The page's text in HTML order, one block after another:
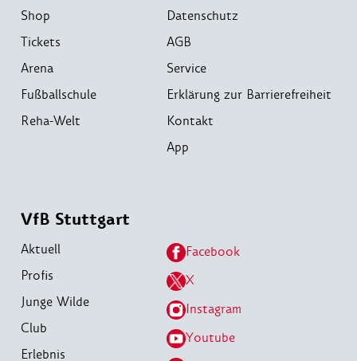
Shop
Tickets
Arena
Fußballschule
Reha-Welt
Datenschutz
AGB
Service
Erklärung zur Barrierefreiheit
Kontakt
App
VfB Stuttgart
Aktuell
Profis
Junge Wilde
Club
Erlebnis
Facebook
X
Instagram
Youtube